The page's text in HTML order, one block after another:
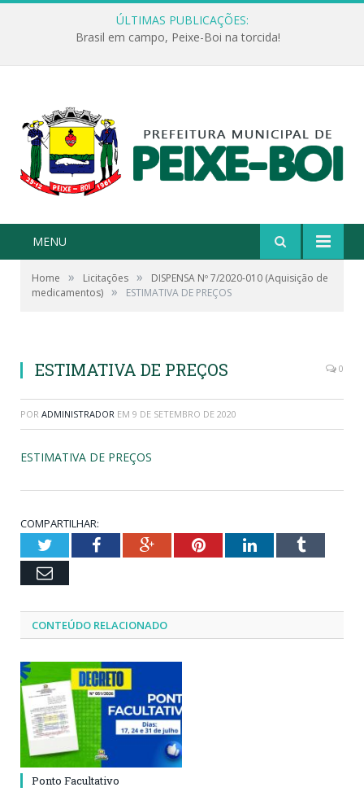
ÚLTIMAS PUBLICAÇÕES:
Brasil em campo, Peixe-Boi na torcida!
MENU
Home » Licitações »
DISPENSA Nº 7/2020-010 (Aquisição de
medicamentos) » ESTIMATIVA DE PREÇOS
ESTIMATIVA DE PREÇOS 0
POR ADMINISTRADOR EM 9 DE SETEMBRO DE 2020
ESTIMATIVA DE PREÇOS
COMPARTILHAR:
TwitterFacebookGoogle+PinterestLinkedInTumblr
Email
CONTEÚDO RELACIONADO
Ponto Facultativo